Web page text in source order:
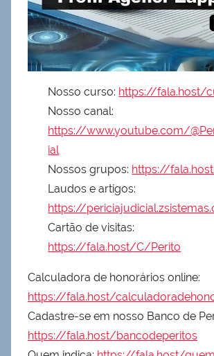
Nosso curso: https://fala.host/
Nosso canal:
https://www.youtube.com/
ial
Nossos grupos: https://
Laudos e artigos:
https://
Cartão de visitas:
https://fala.host/C/Perito
Calculadora de honorários online:
https://fala.host/
Cadastre-se em nosso Banco de
https://fala.host/bancodeperitos